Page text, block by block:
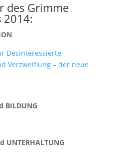
des Grimme
2014:
Desinteressierte
Verzweiflung – der neue
BILDUNG
UNTERHALTUNG